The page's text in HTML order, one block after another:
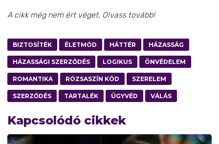
A cikk még nem ért véget. Olvass tovább!
BIZTOSÍTÉK ÉLETMÓD HÁTTÉR HÁZASSÁG
HÁZASSÁGI SZERZŐDÉS LOGIKUS ÖNVÉDELEM
ROMANTIKA RÓZSASZÍN KÖD SZERELEM
SZERZŐDÉS TARTALÉK ÜGYVÉD VÁLÁS
Kapcsolódó cikkek